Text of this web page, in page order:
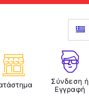
Σύνδεση ή
Εγγραφή